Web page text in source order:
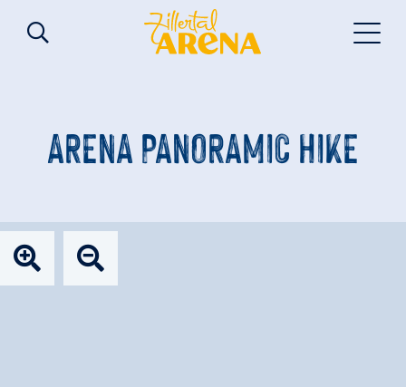
ARENA PANORAMIC HIKE